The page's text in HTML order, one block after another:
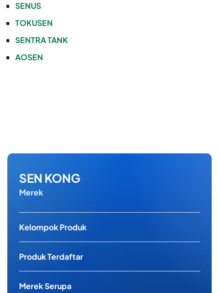
SENUS
TOKUSEN
SENTRA TANK
AOSEN
SEN KONG
Merek
Kelompok Produk
Produk Terdaftar
Merek Serupa